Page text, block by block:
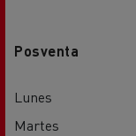
Posventa
Lunes
Martes